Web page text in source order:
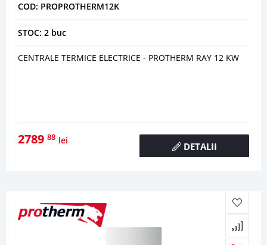
COD: PROPROTHERM12K
STOC: 2 buc
CENTRALE TERMICE ELECTRICE - PROTHERM RAY 12 KW
2789 88 lei
DETALII